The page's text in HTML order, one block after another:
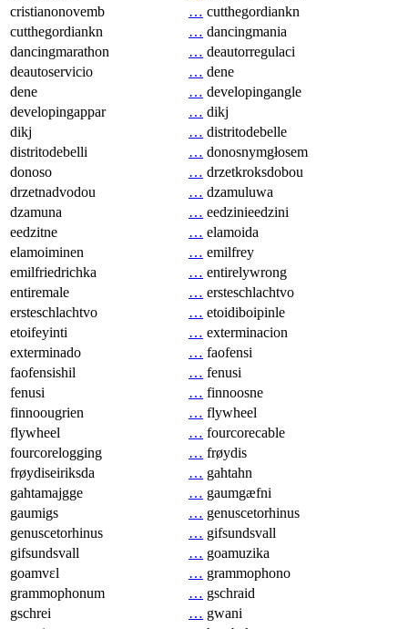
cristianonovemb
… cutthegordiankn
cutthegordiankn
… dancingmania
dancingmarathon
… deautorregulaci
deautoservicio
… dene
dene
… developingangle
developingappar
… dikj
dikj
… distritodebelle
distritodebelli
… donosnymgłosem
donoso
… drzetkroksdobou
drzetnadvodou
… dzamuluwa
dzamuna
… eedzinieedzini
eedzitne
… elamoida
elamoiminen
… emilfrey
emilfriedrichka
… entirelywrong
entiremale
… ersteschlachtvo
ersteschlachtvo
… etoidiboipinle
etoifeyinti
… exterminacion
exterminado
… faofensi
faofensishil
… fenusi
fenusi
… finnoosne
finnoougrien
… flywheel
flywheel
… fourcorecable
fourcorelogging
… frøydis
frøydiseiriksda
… gahtahn
gahtamajgge
… gaumgæfni
gaumigs
… genuscetorhinus
genuscetorhinus
… gifsundsvall
gifsundsvall
… goamuzika
goamvɛl
… grammophono
grammophonum
… gschraid
gschrei
… gwani